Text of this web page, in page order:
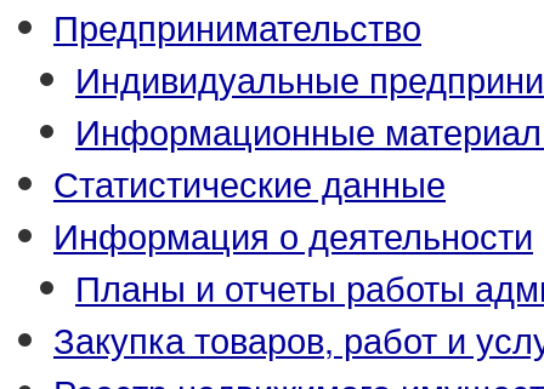
Предпринимательство
Индивидуальные
Информационные
Статистические данные
Информация о деятельности
Планы и отчеты работы
Закупка товаров, работ и